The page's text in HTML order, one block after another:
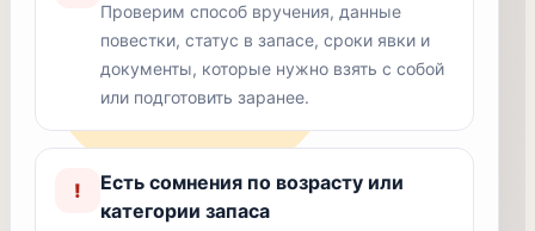
Проверим способ вручения, данные
повестки, статус в запасе, сроки явки и
документы, которые нужно взять с собой
или подготовить заранее.
!
Есть сомнения по возрасту или
категории запаса